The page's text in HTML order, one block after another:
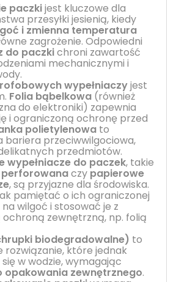
paczkijest kluczowe dla
przesyłki jesienią, kiedy
i zmienna temperatura
zagrożenie. Odpowiedni
do paczkichroni zawartość
mechanicznymi i
wypełniaczyjest
Folia bąbelkowa (również
do elektroniki) zapewnia
i ograniczoną ochronę przed
polietylenowa to
bariera przeciwwilgociowa,
przedmiotów.
wypełniacze do paczek, takie
czy papierowe
, są przyjazne dla środowiska.
pamiętać o ich ograniczonej
wilgoć i stosować je z
zewnętrzną, np. folią
biodegradowalne) to
rozwiązanie, które jednak
w wodzie, wymagając
opakowania zewnętrznego.